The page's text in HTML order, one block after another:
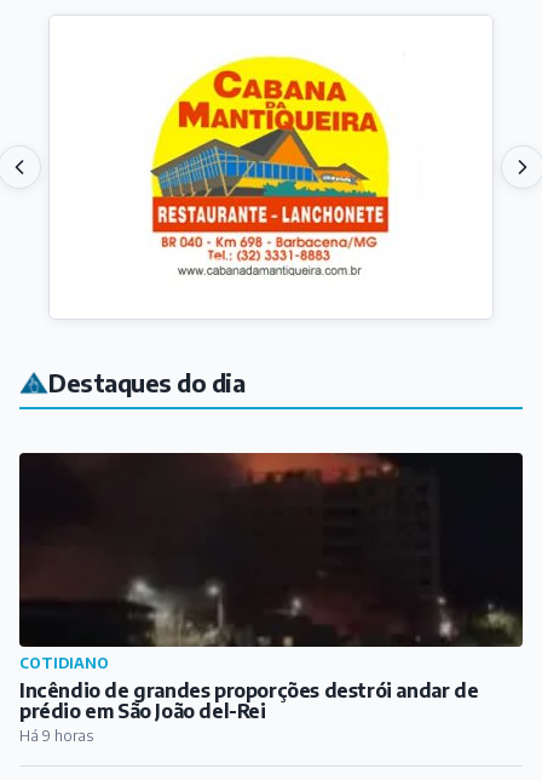
Destaques do dia
Incêndio de grandes proporções destrói andar de
prédio em São João del-Rei
CULTURA
Encontro do Clube do Livro promove reflexões sobre a
obra "Mulheres que Correm com os Lobos"
Há 10 horas